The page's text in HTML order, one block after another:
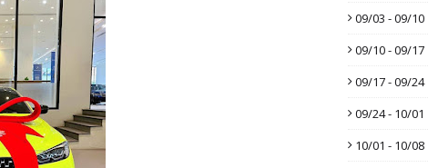
09/03 - 09/10
09/10 - 09/17
09/17 - 09/24
09/24 - 10/01
10/01 - 10/08